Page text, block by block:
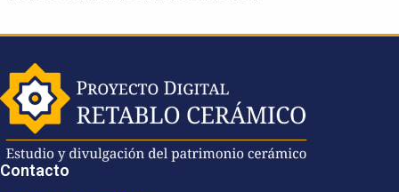
Contacto